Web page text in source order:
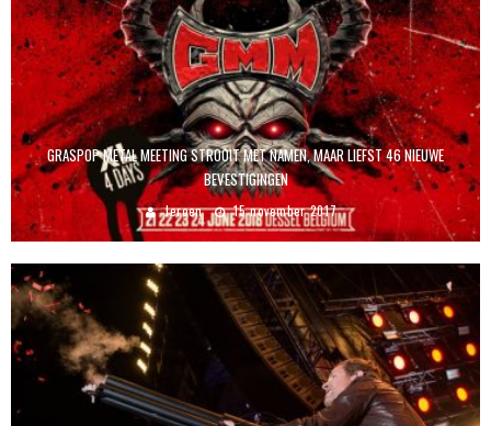
GRASPOP METAL MEETING STROOIT MET NAMEN, MAAR LIEFST 46 NIEUWE
BEVESTIGINGEN
Jeroen 15 november 2017